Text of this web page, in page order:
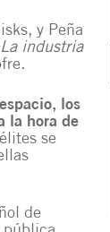
y Peña
La industria
los
la hora de
se
de